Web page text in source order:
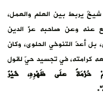
يربط بين العلم والعمل،
عنه وعن صاحبه عزّ الدين
بل أعدّ التنوخي الحلوى، وكان
كرامته، في تجسيد حيّ لقول
حُزْمَةً علَى ظَهْرِهِ، خَيْرٌ